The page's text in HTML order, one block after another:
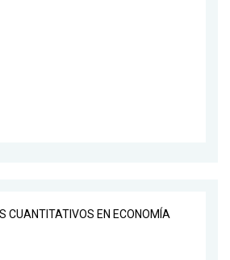
CUANTITATIVOS EN ECONOMÍA